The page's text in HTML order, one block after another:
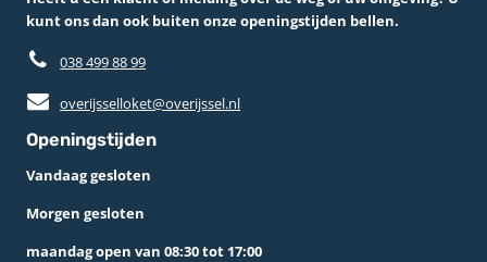
kunt ons dan ook buiten onze openingstijden bellen.
038 499 88 99
overijsselloket@overijssel.nl
Openingstijden
Vandaag gesloten
Morgen gesloten
maandag open van 08:30 tot 17:00